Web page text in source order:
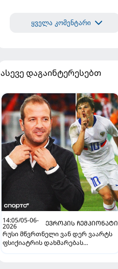
ყველა კომენტარი
ასევე დაგაინტერესებთ
14:05/05-06-
2026
ᲔᲕᲠᲝᲞᲘᲡ ᲩᲔᲛᲞᲘᲝᲜᲐᲢᲘ
რუსი მწვრთნელი ვან დერ ვაარტს
ფსიქიატრის დახმარებას